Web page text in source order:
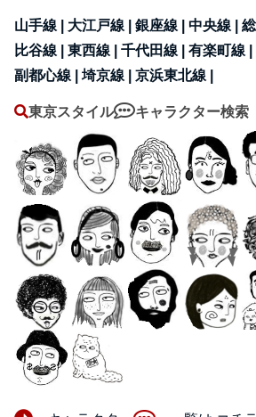
山手線 | 大江戸線 |銀座線 |中央線 |
比谷線 |東西線 |千代田線 |有楽町線 |
副都心線 |埼京線 |京浜東北線 |
東京スタイル キャラクター検索